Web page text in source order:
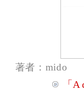
著者：mido
「